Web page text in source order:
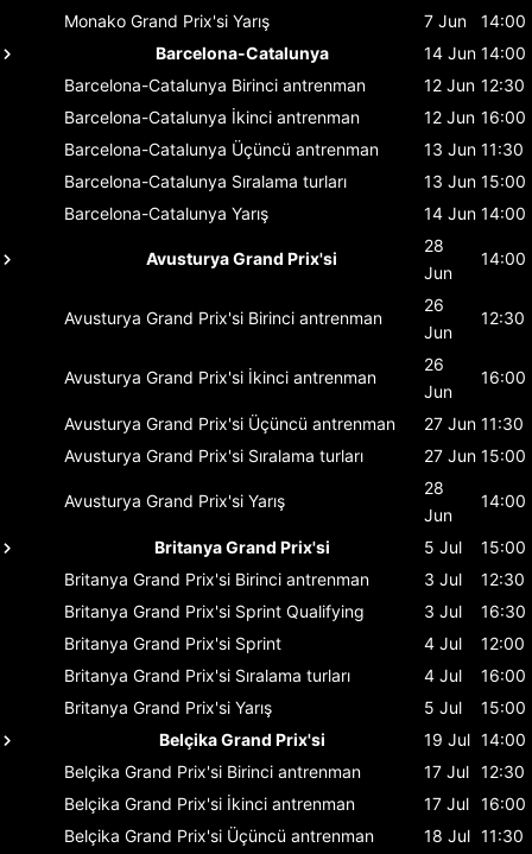
Monako Grand Prix'si Yarış 7 Jun
14:00
Barcelona-Catalunya
14 Jun 14:00
Barcelona-Catalunya Birinci antrenman 12 Jun 12:30
Barcelona-Catalunya İkinci antrenman 12 Jun 16:00
Barcelona-Catalunya Üçüncü antrenman 13 Jun 11:30
Barcelona-Catalunya Sıralama turları 13 Jun 15:00
Barcelona-Catalunya Yarış 14 Jun 14:00
Avusturya Grand Prix'si
28
Jun
14:00
Avusturya Grand Prix'si Birinci antrenman
26
Jun
12:30
Avusturya Grand Prix'si İkinci antrenman
26
Jun
16:00
Avusturya Grand Prix'si Üçüncü antrenman 27 Jun 11:30
Avusturya Grand Prix'si Sıralama turları 27 Jun 15:00
Avusturya Grand Prix'si Yarış
28
Jun
14:00
Britanya Grand Prix'si 5 Jul
15:00
Britanya Grand Prix'si Birinci antrenman 3 Jul
12:30
Britanya Grand Prix'si Sprint Qualifying 3 Jul
16:30
Britanya Grand Prix'si Sprint 4 Jul
12:00
Britanya Grand Prix'si Sıralama turları 4 Jul
16:00
Britanya Grand Prix'si Yarış 5 Jul
15:00
Belçika Grand Prix'si
19 Jul 14:00
Belçika Grand Prix'si Birinci antrenman 17 Jul 12:30
Belçika Grand Prix'si İkinci antrenman 17 Jul 16:00
Belçika Grand Prix'si Üçüncü antrenman 18 Jul 11:30